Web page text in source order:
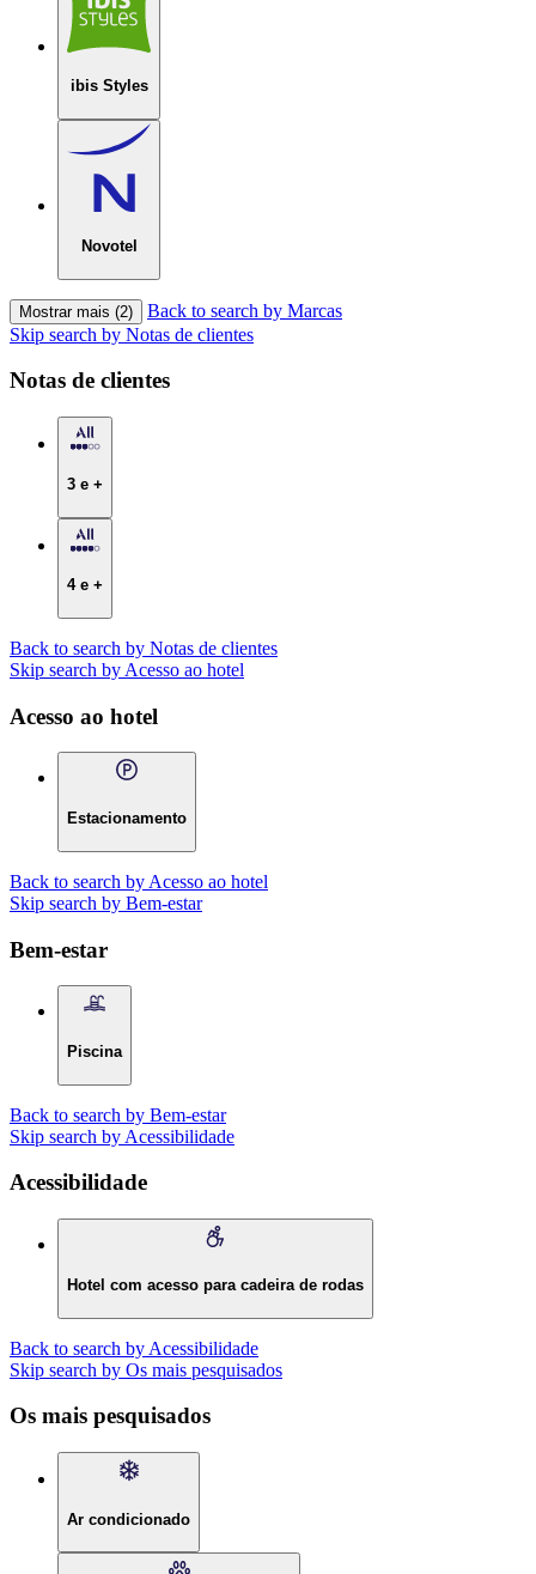
ibis Styles
Novotel
Mostrar mais (2)
Back to search by Marcas
Skip search by Notas de clientes
Notas de clientes
3 e +
4 e +
Back to search by Notas de clientes
Skip search by Acesso ao hotel
Acesso ao hotel
Estacionamento
Back to search by Acesso ao hotel
Skip search by Bem-estar
Bem-estar
Piscina
Back to search by Bem-estar
Skip search by Acessibilidade
Acessibilidade
Hotel com acesso para cadeira de rodas
Back to search by Acessibilidade
Skip search by Os mais pesquisados
Os mais pesquisados
Ar condicionado